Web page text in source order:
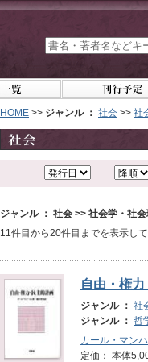
HOME >> ジャンル ： 社会 >> 社
ジャンル ： 社会 >> 社会学・社
11件目から20件目までを表示し
自由・権
ジャンル ： 社
ジャンル ： 哲
カール・マン
定価： 本体